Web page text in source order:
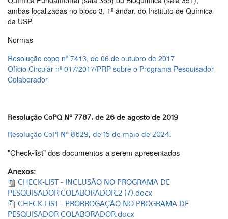
ambas localizadas no bloco 3, 1º andar, do Instituto de Química
da USP.
Normas
Resolução copq nº 7413, de 06 de outubro de 2017
Ofício Circular nº 017/2017/PRP sobre o Programa Pesquisador
Colaborador
Resolução CoPQ Nº 7787, de 26 de agosto de 2019
Resolução CoPI Nº 8629, de 15 de maio de 2024.
"Check-list" dos documentos a serem apresentados
Anexos:
CHECK-LIST - INCLUSÃO NO PROGRAMA DE
PESQUISADOR COLABORADOR_2 (7).docx
CHECK-LIST - PRORROGAÇÃO NO PROGRAMA DE
PESQUISADOR COLABORADOR.docx